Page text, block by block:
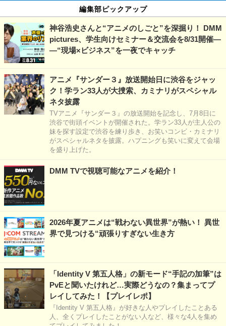
編集部ピックアップ
神谷浩史さんと“アニメのしごと”を深掘り！ DMM
pictures、学生向けセミナー＆交流会を8/31開催―
―“現場×ビジネス”を一夜でキャッチ
アニメ『サンダー３』放送開始日に渋谷をジャッ
ク！学ラン33人が大捜索、カミナリがスペシャル
ネタ披露
TVアニメ『サンダー３』の放送開始を記念し、7月8日に
渋谷で街頭イベントが開催された。学ラン33人が主人公の
妹を探す設定で渋谷を練り歩き、お笑いコンビ・カミナリ
がスペシャルネタを披露。ハプニングも笑いに変えて会場
を盛り上げた。
DMM TVで視聴可能なアニメを紹介！
2026年夏アニメは“戦わない異世界”が熱い！ 異世
界で見つける“頑張りすぎない生き方
「Identity V 第五人格」の新モード“手記の加筆”は
PvEと聞いたけれど…実際どうなの？集まってプ
レイしてみた！【プレイレポ】
『Identity V 第五人格』が好きな人やプレイしたことある
人、全くプレイしたことがない人など、様々な4人を集め